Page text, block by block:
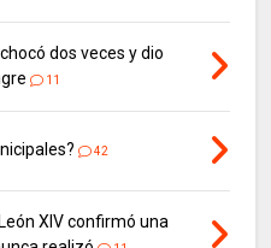
dos veces y dio
11
42
XIV confirmó una